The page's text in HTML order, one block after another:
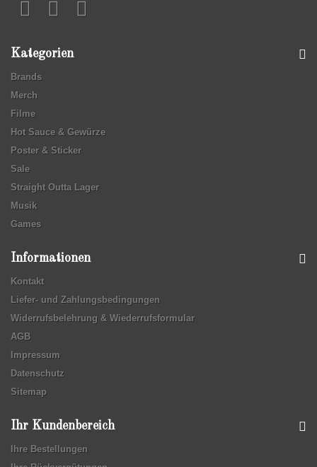
Kategorien
Brands
Merch
Filme
Hot Sauce & Gewürze
Poster & Sticker
Sale
Straight Outta Lager
Musik
Games
Informationen
Kontakt
Liefer- und Zahlungsbedingungen
Widerrufsbelehrung & Wiederrufsformular
AGB
Impressum
Datenschutz
Sitemap
Ihr Kundenbereich
Ihre Bestellungen